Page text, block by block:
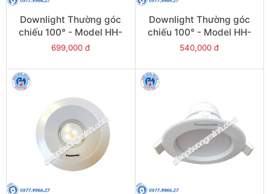
Downlight Thường góc
chiếu 100° - Model HH-
LD40701K19
699,000 đ
Downlight Thường góc
chiếu 100° - Model HH-
LD20501K19
540,000 đ